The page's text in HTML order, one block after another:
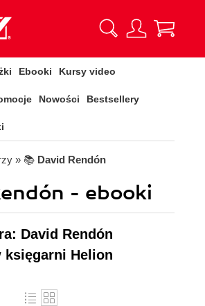
Ebooki Kursy video
Nowości Bestsellery
» 📚 David Rendón
- ebooki
David Rendón
księgarni Helion